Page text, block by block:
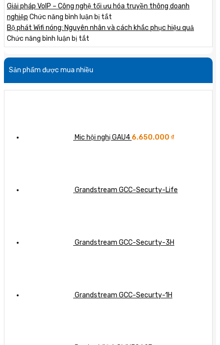
lợi
ích
cho
doanh
nghiệp
Router:
sự
khác
giữa
hai
thiết
bị
mạng
Lắp
đặt
tổng
thông
minh:
Tối
ưu
hóa
nghiệp
Giải pháp VoIP – Công nghệ tối ưu hóa truyền thông doanh
nghiệp Chức năng bình luận bị tắt
Giải
VoIP
–
nghệ
tối
thông
Bộ phát Wifi nóng: Nguyên nhân và cách khắc phục hiệu quả
Chức năng bình luận bị tắt
Bộ
phát
Wifi
nóng:
Nguyên
khắc
Sản phẩm được mua nhiều
Mic hội nghị GAU4 6.650.000 ₫
Grandstream GCC-Securty-Life
Grandstream GCC-Securty-3H
Grandstream GCC-Securty-1H